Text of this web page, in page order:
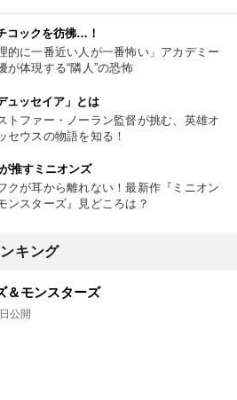
コックを彷彿…！
的に一番近い人が一番怖い」アカデミー
が体現する“隣人”の恐怖
ュッセイア」とは
トファー・ノーラン監督が挑む、英雄オ
セウスの物語を知る！
推すミニオンズ
クが耳から離れない！最新作『ミニオン
ンスターズ』見どころは？
キング
＆モンスターズ
公開